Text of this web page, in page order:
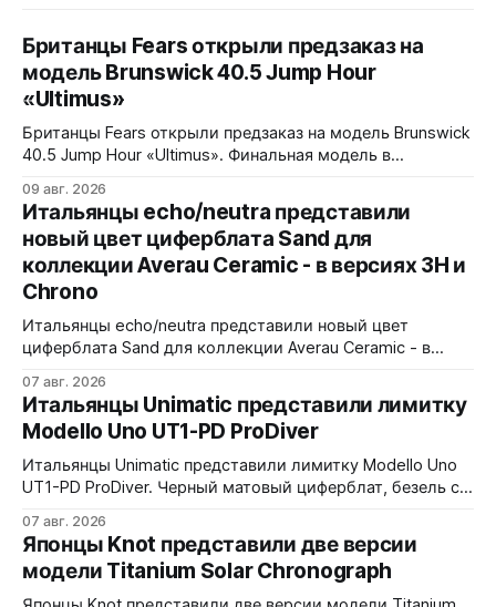
Британцы Fears открыли предзаказ на
модель Brunswick 40.5 Jump Hour
«Ultimus»
Британцы Fears открыли предзаказ на модель Brunswick
40.5 Jump Hour «Ultimus». Финальная модель в
с Andrew Morgan. Прыгающий час реализован на модуле
JJ01 (разработка Christopher Ward) на базе Sellita SW200.
Циферблат собран из трех элементов, находящихся над
люминесцентным часовым диском: внешний - сапфир с
09 авг. 2026
Итальянцы echo/neutra представили
новый цвет циферблата Sand для
коллекции Averau Ceramic - в версиях 3H и
Chrono
Итальянцы echo/neutra представили новый цвет
циферблата Sand для коллекции Averau Ceramic - в
контрастирует с тёмным корпусом из матовой чёрной
керамики и титана Grade 2. Сапфировое стекло с
куполом, завинчивающаяся заводная головка,
водозащита 100 метров. Ремешки на выбор - чёрный
текстильный, чёрный веганский (BioVeg из
07 авг. 2026
Итальянцы Unimatic представили лимитку
Modello Uno UT1-PD ProDiver
Итальянцы Unimatic представили лимитку Modello Uno
UT1-PD ProDiver. Черный матовый циферблат, безель с
стекло 2,5 мм с антибликом. Крышка с гравировкой
дайверской маски. Соответствует стандарту MIL-STD-
810H. Водозащита 300 метров. 40x41,5 мм Seiko VH31A
кварц На черном каучуковом ремешке
07 авг. 2026
Японцы Knot представили две версии
модели Titanium Solar Chronograph